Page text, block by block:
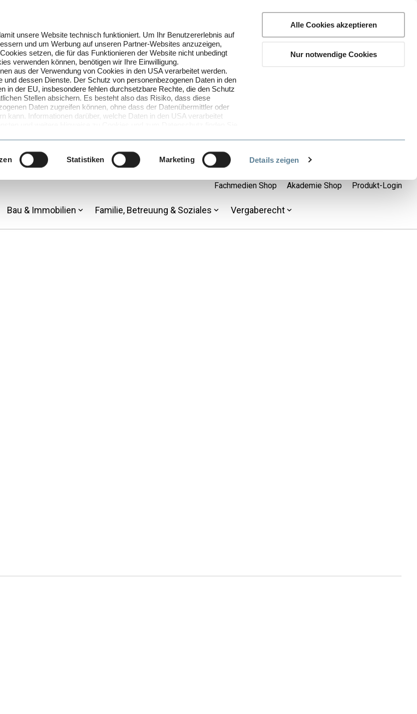
unsere Website technisch funktioniert. Um Ihr Benutzererlebnis auf
und um Werbung auf unseren Partner-Websites anzuzeigen,
setzen, die für das Funktionieren der Website nicht unbedingt
verwenden können, benötigen wir Ihre Einwilligung.
aus der Verwendung von Cookies in den USA verarbeitet werden.
und dessen Dienste. Der Schutz von personenbezogenen Daten in den
in der EU, insbesondere fehlen durchsetzbare Rechte, die den Schutz
Stellen absichern. Es besteht also das Risiko, dass diese
Daten zugreifen können, ohne dass der Datenübermittler oder
kann. Informationen darüber, welche Daten in den USA verarbeitet
zu den Cookie-Einstellungen.
und der damit verbundenen Verarbeitung Ihrer personenbezogenen
und der Verarbeitung in den USA (Art. 49 Abs. 1 S. 1 lit. a DSGVO)
jederzeit mit Wirkung für die Zukunft widerrufen, indem Sie unsere
aufrufen und dort im Detail auswählen, welche Cookies Sie
Statistiken Marketing Details zeigen
Alle Cookies akzeptieren
Nur notwendige Cookies
Fachmedien Shop Akademie Shop Produkt-Login
Bau & Immobilien Familie, Betreuung & Soziales Vergaberecht